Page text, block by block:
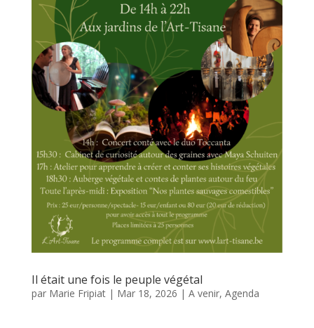
Il était une fois le peuple végétal
par Marie Fripiat| Mar 18, 2026 | A venir, Agenda